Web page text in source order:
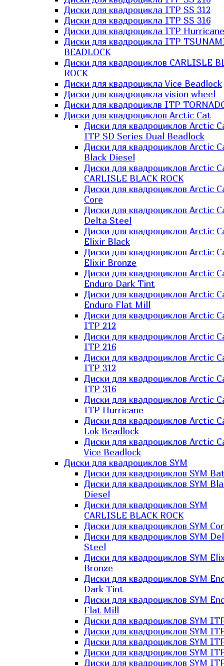
Диски для квадроцикла ITP SS 312
Диски для квадроцикла ITP SS 316
Диски для квадроцикла ITP Hurricane
Диски для квадроцикла ITP
BEADLOCK
Диски для квадроциклов CARLISLE
ROCK
Диски для квадроцикла Vice Beadlock
Диски для квадроцикла vision wheel
Диски для квадроциклв ITP
Диски для квадроциклов Arctic Cat
Диски для квадроциклов Arctic
ITP SD Series Dual Beadlock
Диски для квадроциклов Arctic
Black Diesel
Диски для квадроциклов Arctic
CARLISLE BLACK ROCK
Диски для квадроциклов Arctic
Core
Диски для квадроциклов Arctic
Delta Steel
Диски для квадроциклов Arctic
Elixir Black
Диски для квадроциклов Arctic
Elixir Bronze
Диски для квадроциклов Arctic
Enduro Dark Tint
Диски для квадроциклов Arctic
Enduro Flat Mill
Диски для квадроциклов Arctic
ITP 212
Диски для квадроциклов Arctic
ITP 216
Диски для квадроциклов Arctic
ITP 312
Диски для квадроциклов Arctic
ITP 316
Диски для квадроциклов Arctic
ITP Hurricane
Диски для квадроциклов Arctic
Lok Beadlock
Диски для квадроциклов Arctic
Vice Beadlock
Диски для квадроциклов SYM
Диски для квадроциклов SYM
Диски для квадроциклов SYM
Diesel
Диски для квадроциклов SYM
CARLISLE BLACK ROCK
Диски для квадроциклов SYM
Диски для квадроциклов SYM
Steel
Диски для квадроциклов SYM
Bronze
Диски для квадроциклов SYM
Dark Tint
Диски для квадроциклов SYM
Flat Mill
Диски для квадроциклов SYM
Диски для квадроциклов SYM
Диски для квадроциклов SYM
Диски для квадроциклов SYM
Диски для квадроциклов SYM